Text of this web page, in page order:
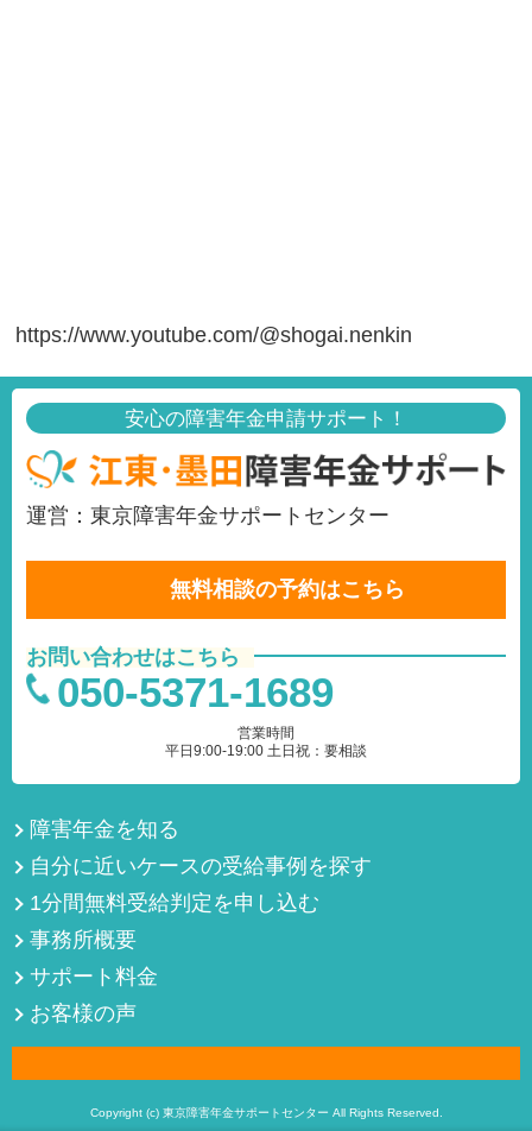
https://www.youtube.com/@shogai.nenkin
安心の障害年金申請サポート！
運営：東京障害年金サポートセンター
無料相談の予約はこちら
お問い合わせはこちら
050-5371-1689
営業時間
平日9:00-19:00 土日祝：要相談
障害年金を知る
自分に近いケースの受給事例を探す
1分間無料受給判定を申し込む
事務所概要
サポート料金
お客様の声
Copyright (c) 東京障害年金サポートセンター All Rights Reserved.